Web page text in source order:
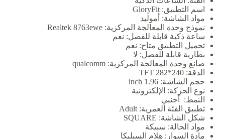
اسم التطبيق: GloryFit
مواد الشاشة: أموليد
نموذج وحدة المعالجة المركزية: Realtek 8763ewe
ساعة ذكية قابلة للفصل: نعم
تحميل التطبيق متاح: نعم
بطارية قابلة للفصل: لا
صانع وحدة المعالجة المركزية: qualcomm
الدقة: 240*282 TFT
حجم الشاشة: 1.96 inch
نوع الحركة: الإلكترونية
النمط:
أجنبي
تطبيق الفئة العمرية: Adult
شكل الشاشة: SQUARE
مواد الحالة: سبيكة
مادة السوار: هلام السيليكا